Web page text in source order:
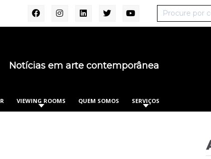
Notícias em arte contemporânea
VIEWING ROOMS QUEM SOMOS SERVIÇOS